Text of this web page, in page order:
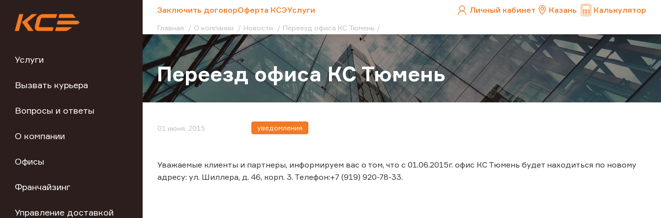
Услуги
Вызвать курьера
Вопросы и ответы
О компании
Офисы
Франчайзинг
Управление доставкой
Заключить договорОферта КСЭУслуги Личный кабинет Казань Калькулятор
Главная О компании Новости Переезд офиса КС Тюмень
Переезд офиса КС Тюмень
01 июня, 2015 уведомления
Уважаемые клиенты и партнеры, информируем вас о том, что с 01.06.2015г. офис КС Тюмень будет находиться по новому
адресу: ул. Шиллера, д. 46, корп. 3. Телефон:+7 (919) 920-78-33.